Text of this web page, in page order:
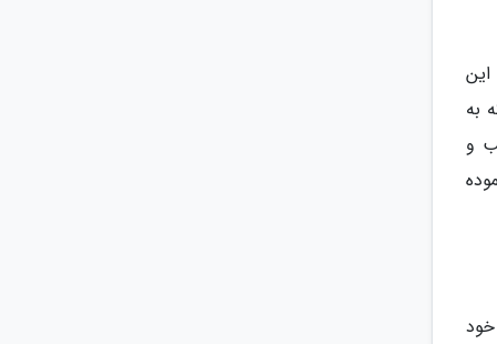
به
و
خود